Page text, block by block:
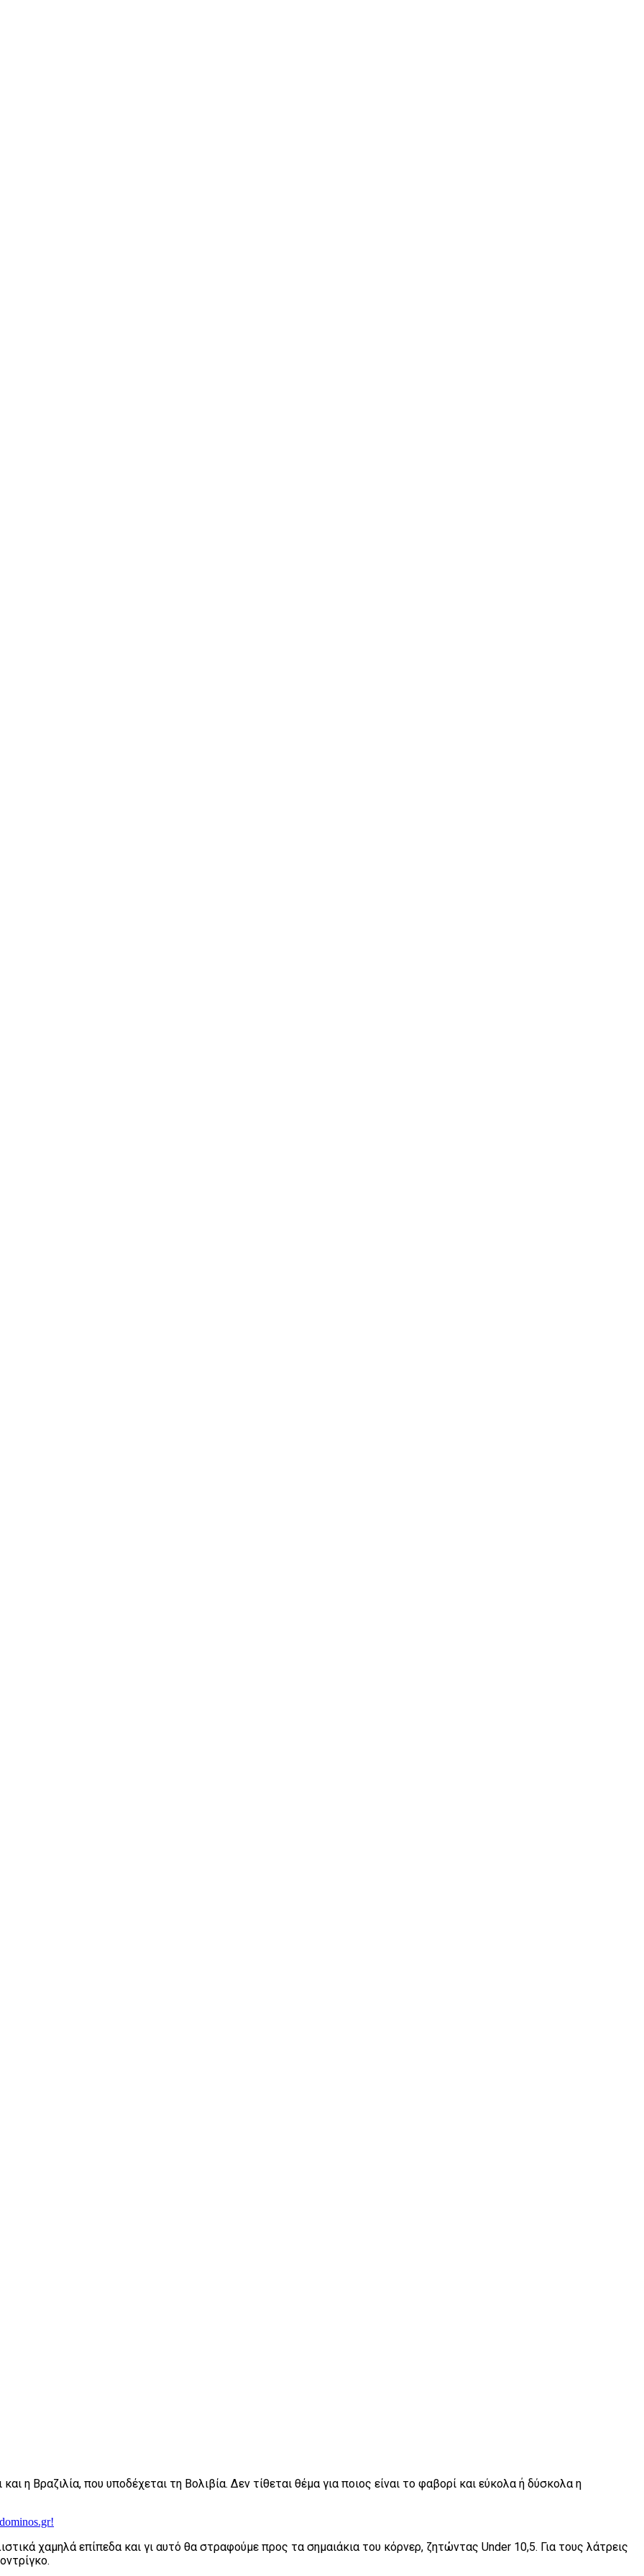
η Βραζιλία, που υποδέχεται τη Βολιβία. Δεν τίθεται θέμα για ποιος είναι το φαβορί και εύκολα ή δύσκολα η
χαμηλά επίπεδα και γι αυτό θα στραφούμε προς τα σημαιάκια του κόρνερ, ζητώντας Under 10,5. Για τους λάτρεις